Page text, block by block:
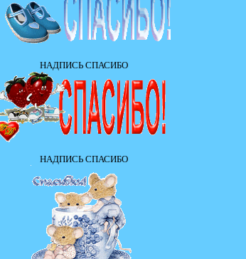
НАДПИСЬ СПАСИБО
НАДПИСЬ СПАСИБО